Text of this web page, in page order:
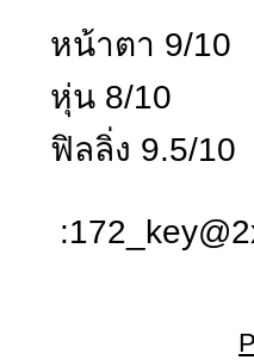
หน้าตา 9/10
หุ่น 8/10
ฟิลลิ่ง 9.5/10